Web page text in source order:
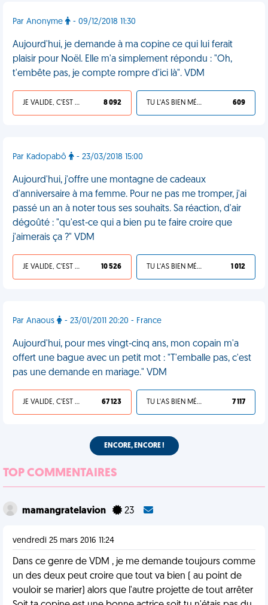
Par Anonyme - 09/12/2018 11:30
Aujourd'hui, je demande à ma copine ce qui lui ferait
plaisir pour Noël. Elle m'a simplement répondu : "Oh,
t'embête pas, je compte rompre d'ici là". VDM
JE VALIDE, C'EST UNE VDM 8 092 TU L'AS BIEN MÉRITÉ 609
Par Kadopabô - 23/03/2018 15:00
Aujourd'hui, j'offre une montagne de cadeaux
d'anniversaire à ma femme. Pour ne pas me tromper, j'ai
passé un an à noter tous ses souhaits. Sa réaction, d'air
dégoûté : "qu'est-ce qui a bien pu te faire croire que
j'aimerais ça ?" VDM
JE VALIDE, C'EST UNE VDM 10 526 TU L'AS BIEN MÉRITÉ 1 012
Par Anaous - 23/01/2011 20:20 - France
Aujourd'hui, pour mes vingt-cinq ans, mon copain m'a
offert une bague avec un petit mot : "T'emballe pas, c'est
pas une demande en mariage." VDM
JE VALIDE, C'EST UNE VDM 67 123 TU L'AS BIEN MÉRITÉ 7 117
ENCORE, ENCORE !
TOP COMMENTAIRES
mamangratelavion 23
vendredi 25 mars 2016 11:24
Dans ce genre de VDM , je me demande toujours comme
un des deux peut croire que tout va bien ( au point de
vouloir se marier) alors que l'autre projette de tout arrêter